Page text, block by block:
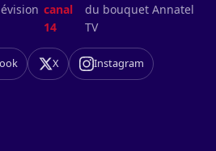
canal
14
du bouquet Annatel
TV
X Instagram